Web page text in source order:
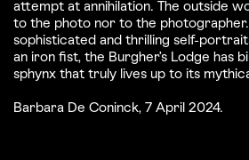
attempt at annihilation. The outside
to the photo nor to the
sophisticated and thrilling self-
an iron fist, the Burgher’s Lodge has
sphynx that truly lives up to its
Barbara De Coninck, 7 April 2024.